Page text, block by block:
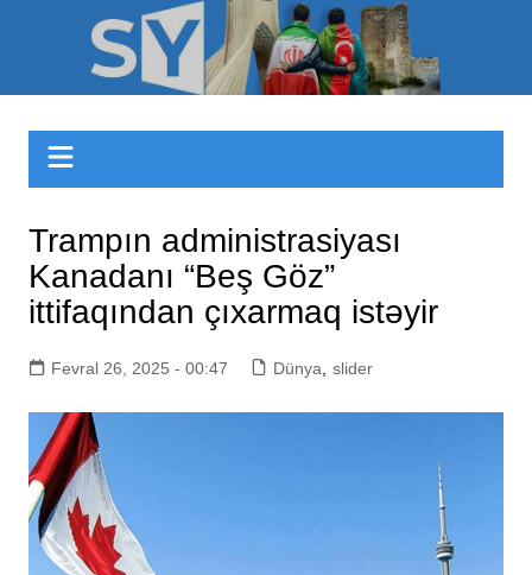
Sizinyol.org
Trampın administrasiyası
Kanadanı “Beş Göz”
ittifaqından çıxarmaq istəyir
Fevral 26, 2025 - 00:47 Dünya slider